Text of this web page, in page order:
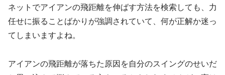
ネットでアイアンの飛距離を伸ばす方法を検索しても、力
任せに振ることばかりが強調されていて、何が正解か迷っ
てしまいますよね。
アイアンの飛距離が落ちた原因を自分のスイングのせいだ